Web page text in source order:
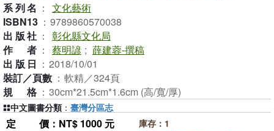
系列名 ： 文化藝術
ISBN13 ： 9789860570038
出版社 ： 彰化縣文化局
作者 ： 蔡明諺 ; 薛建蓉-撰稿
出版日 ： 2018/10/01
裝訂／頁數 ： 軟精／324頁
規格 ： 30cm*21.5cm*1.6cm (高/寬/厚)
定價 ：NT$ 1000 元
庫存：1
中文圖書分類 ： 臺灣分區志